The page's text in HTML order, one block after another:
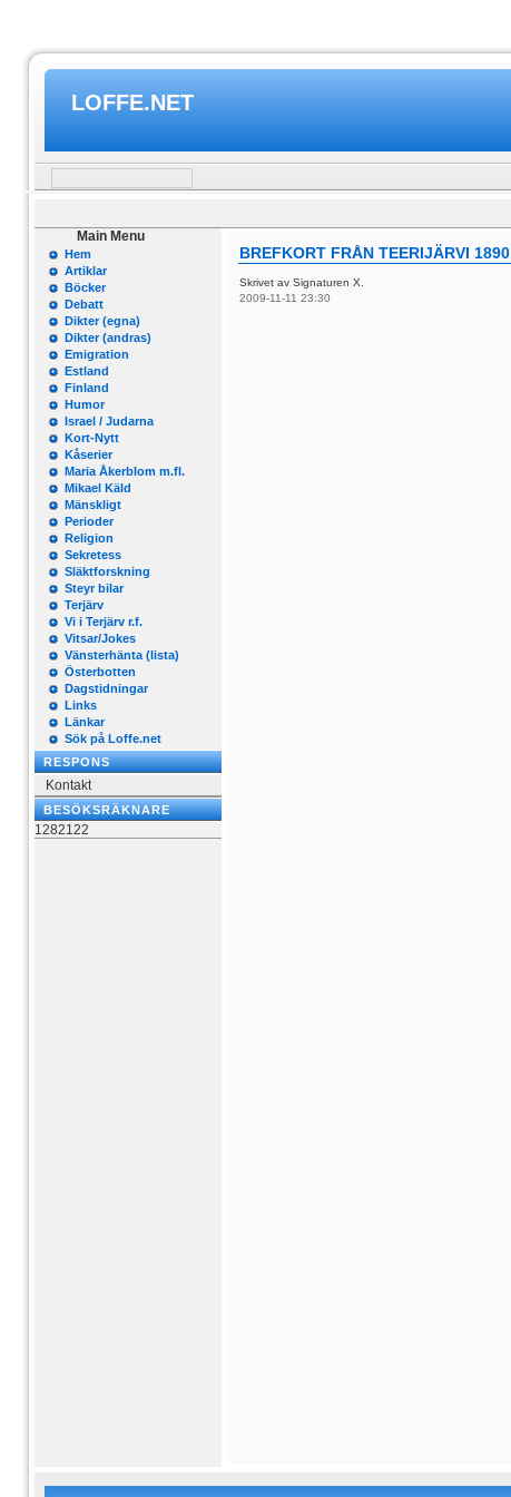
LOFFE.NET
Main Menu
Hem
Artiklar
Böcker
Debatt
Dikter (egna)
Dikter (andras)
Emigration
Estland
Finland
Humor
Israel / Judarna
Kort-Nytt
Kåserier
Maria Åkerblom m.fl.
Mikael Käld
Mänskligt
Perioder
Religion
Sekretess
Släktforskning
Steyr bilar
Terjärv
Vi i Terjärv r.f.
Vitsar/Jokes
Vänsterhänta (lista)
Österbotten
Dagstidningar
Links
Länkar
Sök på Loffe.net
RESPONS
Kontakt
BESÖKSRÄKNARE
1282122
BREFKORT FRÅN TEERIJÄRVI 1890
Skrivet av Signaturen X.
2009-11-11 23:30